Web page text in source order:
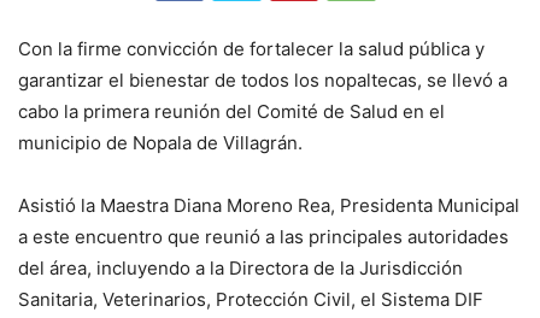
Con la firme convicción de fortalecer la salud pública y
garantizar el bienestar de todos los nopaltecas, se llevó a
cabo la primera reunión del Comité de Salud en el
municipio de Nopala de Villagrán.
Asistió la Maestra Diana Moreno Rea, Presidenta Municipal
a este encuentro que reunió a las principales autoridades
del área, incluyendo a la Directora de la Jurisdicción
Sanitaria, Veterinarios, Protección Civil, el Sistema DIF